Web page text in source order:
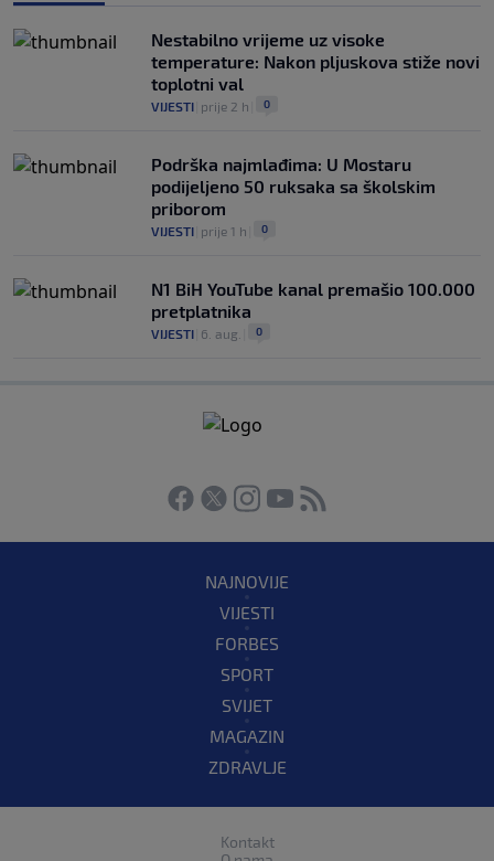
Nestabilno vrijeme uz visoke
temperature: Nakon pljuskova stiže novi
toplotni val
VIJESTI prije 2 h 0
Podrška najmlađima: U Mostaru
podijeljeno 50 ruksaka sa školskim
priborom
VIJESTI prije 1 h 0
N1 BiH YouTube kanal premašio 100.000
pretplatnika
VIJESTI 6. aug. 0
NAJNOVIJE
VIJESTI
FORBES
SPORT
SVIJET
MAGAZIN
ZDRAVLJE
Kontakt